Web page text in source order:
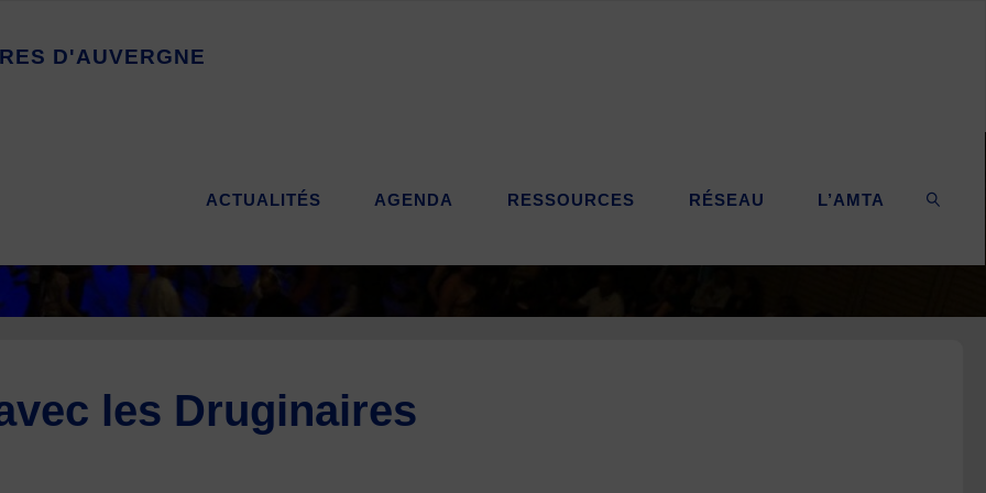
RES D'AUVERGNE
ACTUALITÉS AGENDA RESSOURCES RÉSEAU L’AMTA
les Druginaires